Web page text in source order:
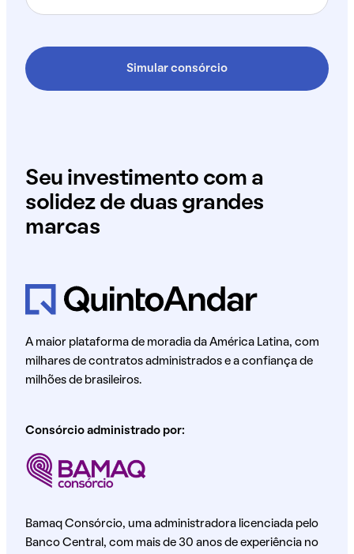
Simular consórcio
Seu investimento com a
solidez de duas grandes
marcas
A maior plataforma de moradia da América Latina, com
milhares de contratos administrados e a confiança de
milhões de brasileiros.
Consórcio administrado por:
Bamaq Consórcio, uma administradora licenciada pelo
Banco Central, com mais de 30 anos de experiência no